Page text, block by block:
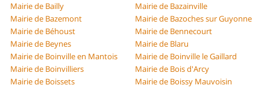
Mairie de Bailly
Mairie de Bazainville
Mairie de Bazemont
Mairie de Bazoches sur Guyonne
Mairie de Béhoust
Mairie de Bennecourt
Mairie de Beynes
Mairie de Blaru
Mairie de Boinville en Mantois
Mairie de Boinville le Gaillard
Mairie de Boinvilliers
Mairie de Bois d'Arcy
Mairie de Boissets
Mairie de Boissy Mauvoisin